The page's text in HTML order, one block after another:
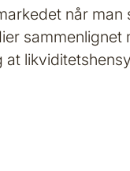
når man
sammenlignet